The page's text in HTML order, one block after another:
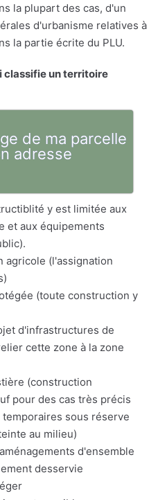
la plupart des cas, d'un
d'urbanisme relatives à
la partie écrite du PLU.
classifie un territoire
de ma parcelle
adresse
y est limitée aux
et aux équipements
agricole (l'assignation
(toute construction y
d'infrastructures de
cette zone à la zone
(construction
pour des cas très précis
sous réserve
au milieu)
d'ensemble
desservie